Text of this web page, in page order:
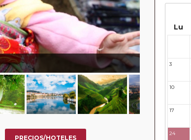
PRECIOS/HOTELES
Lu
3
10
17
24